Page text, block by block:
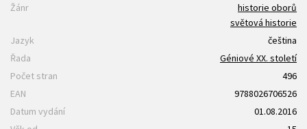
Žánr
historie oborů
světová historie
Jazyk
čeština
Řada
Géniové XX. století
Počet stran
496
EAN
9788026706526
Datum vydání
01.08.2016